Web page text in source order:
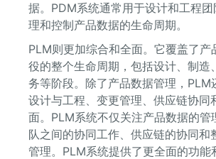
据。PDM系统通常用于设计和工程
理和控制产品数据的生命周期。
PLM则更加综合和全面。它覆盖了产
役的整个生命周期，包括设计、制造
务等阶段。除了产品数据管理，PLM
设计与工程、变更管理、供应链协同
面。PLM系统不仅关注产品数据的管
队之间的协同工作、供应链的协同和
管理。PLM系统提供了更全面的功能